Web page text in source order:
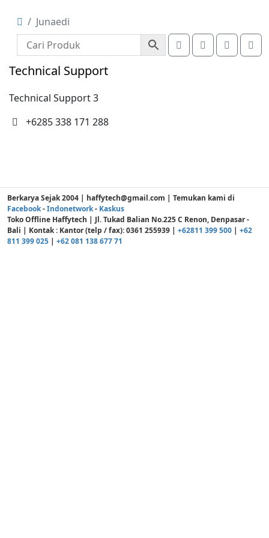
Junaedi
Search Account
Junaedi
Technical Support
Technical Support 3
+6285 338 171 288
Berkarya Sejak 2004 | haffytech@gmail.com | Temukan kami di
Facebook-Indonetwork- Kaskus
Toko Offline Haffytech | Jl. Tukad Balian No.225 C Renon, Denpasar -
Bali | Kontak : Kantor (telp / fax): 0361 255939 | +62811 399 500 | +62
811 399 025 | +62 081 138 677 71